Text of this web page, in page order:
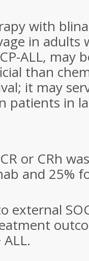
with
in adults
ALL, may
than
it may
patients in
or CRh
and 25%
external